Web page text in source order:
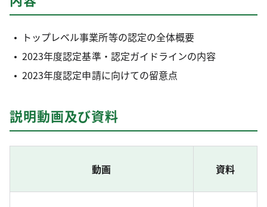
トップレベル事業所等の認定の全体概要
2023年度認定基準・認定ガイドラインの内容
2023年度認定申請に向けての留意点
説明動画及び資料
動画 資料